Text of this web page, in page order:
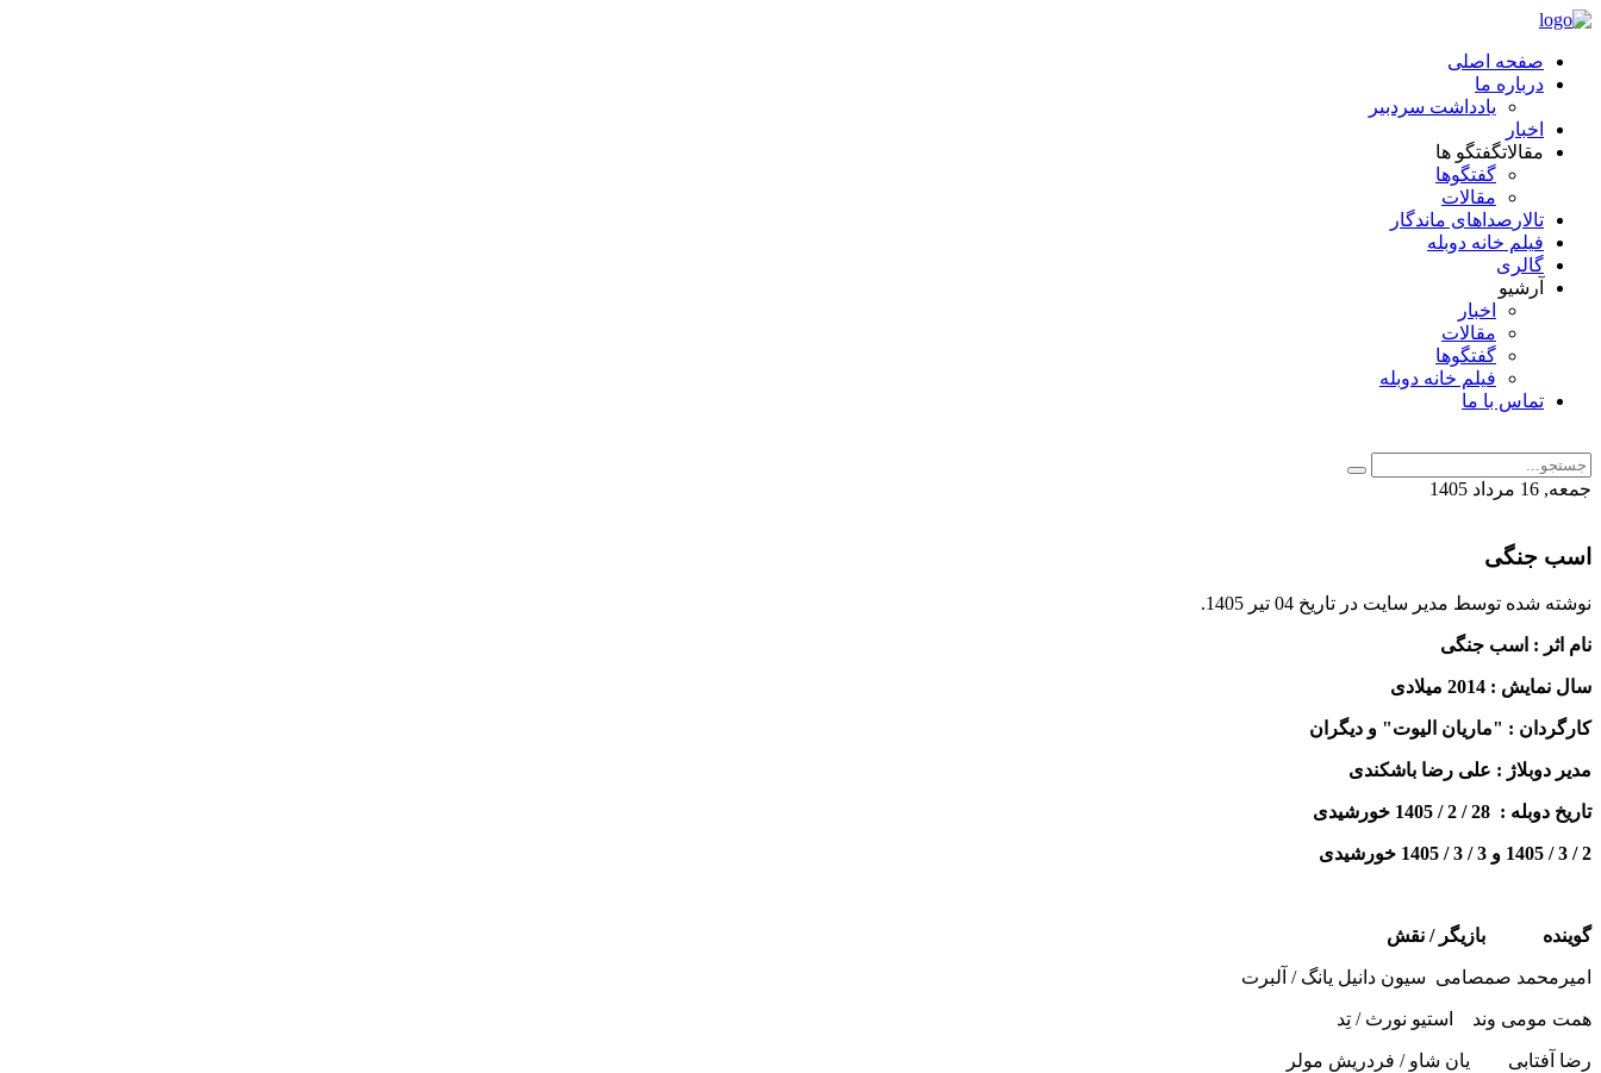
صفحه اصلی
درباره ما
یادداشت سردبیر
اخبار
مقالاتگفتگو ها
گفتگوها
مقالات
تالار صداهای ماندگار
فیلم خانه دوبله
گالری
آرشیو
اخبار
مقالات
گفتگوها
فیلم خانه دوبله
تماس با ما
جمعه, 16 مرداد 1405
اسب جنگی
نوشته شده توسط مدیر سایت در تاریخ 04 تیر 1405 .
نام اثر : اسب جنگی
سال نمایش : 2014 میلادی
کارگردان : "ماریان الیوت" و دیگران
مدیر دوبلاژ : علی رضا باشکندی
تاریخ دوبله : 28 / 2 / 1405 خورشیدی
2 / 3 / 1405 و 3 / 3 / 1405 خورشیدی
گوینده بازیگر / نقش
امیرمحمد صمصامی سیون دانیل یانگ / آلبرت
همت مومی وند استیو نورث / تِد
رضا آفتابی یان شاو / فردریش مولر